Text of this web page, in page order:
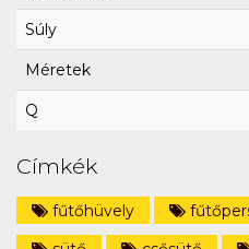
Súly
Méretek
Q
Címkék
fűtőhüvely